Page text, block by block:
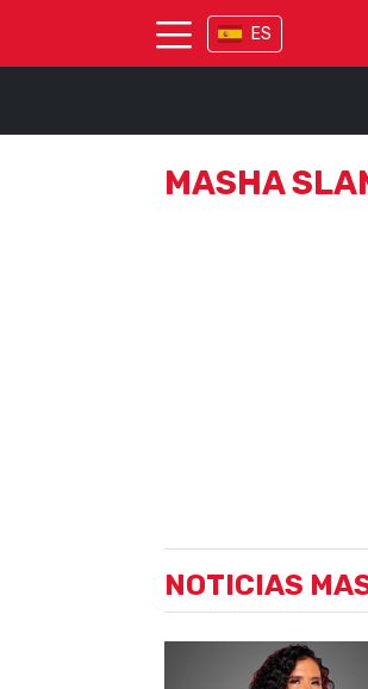
ES
MASHA
NOTICIAS